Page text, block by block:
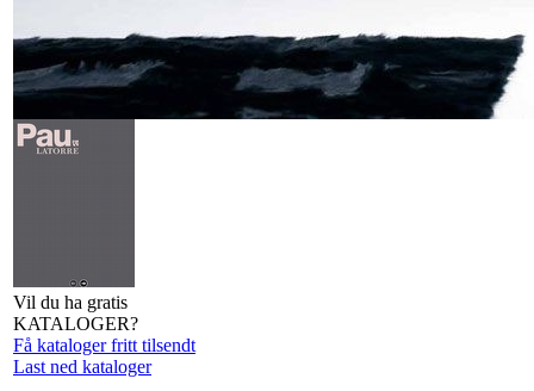
Vil du ha gratis
KATALOGER?
Få kataloger fritt tilsendt
Last ned kataloger